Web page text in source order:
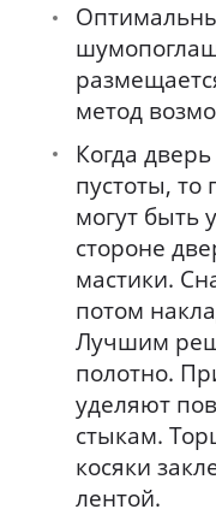
метод
Когда
пустоты, то
могут быть
стороне
мастики.
потом
Лучшим
полотно.
уделяют
стыкам.
косяки
лентой.